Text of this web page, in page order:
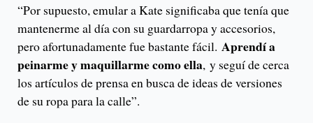
“Por supuesto, emular a Kate significaba que tenía que
mantenerme al día con su guardarropa y accesorios,
pero afortunadamente fue bastante fácil. Aprendí a
peinarme y maquillarme como ella, y seguí de cerca
los artículos de prensa en busca de ideas de versiones
de su ropa para la calle”.